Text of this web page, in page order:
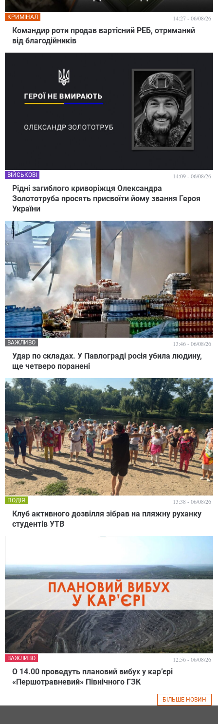
Командир роти продав вартісний РЕБ, отриманий
від благодійників
КРИМІНАЛ 14:27 - 06/08/26
Рідні загиблого криворіжця Олександра
Золототруба просять присвоїти йому звання Героя
України
ВІЙСЬКОВІ 14:09 - 06/08/26
Удар по складах. У Павлограді росія убила людину,
ще четверо поранені
ВАЖЛИВО 13:46 - 06/08/26
Клуб активного дозвілля зібрав на пляжну руханку
студентів УТВ
ПОДІЯ 13:38 - 06/08/26
О 14.00 проведуть плановий вибух у кар’єрі
«Першотравневий» Північного ГЗК
ВАЖЛИВО 12:56 - 06/08/26
БІЛЬШЕ НОВИН